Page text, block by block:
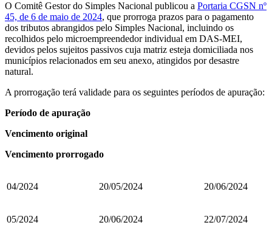
O Comitê Gestor do Simples Nacional publicou a Portaria CGSN nº
45, de 6 de maio de 2024, que prorroga prazos para o pagamento
dos tributos abrangidos pelo Simples Nacional, incluindo os
recolhidos pelo microempreendedor individual em DAS-MEI,
devidos pelos sujeitos passivos cuja matriz esteja domiciliada nos
municípios relacionados em seu anexo, atingidos por desastre
natural.
A prorrogação terá validade para os seguintes períodos de apuração:
Período de apuração
Vencimento original
Vencimento prorrogado
04/2024 20/05/2024 20/06/2024
05/2024 20/06/2024 22/07/2024